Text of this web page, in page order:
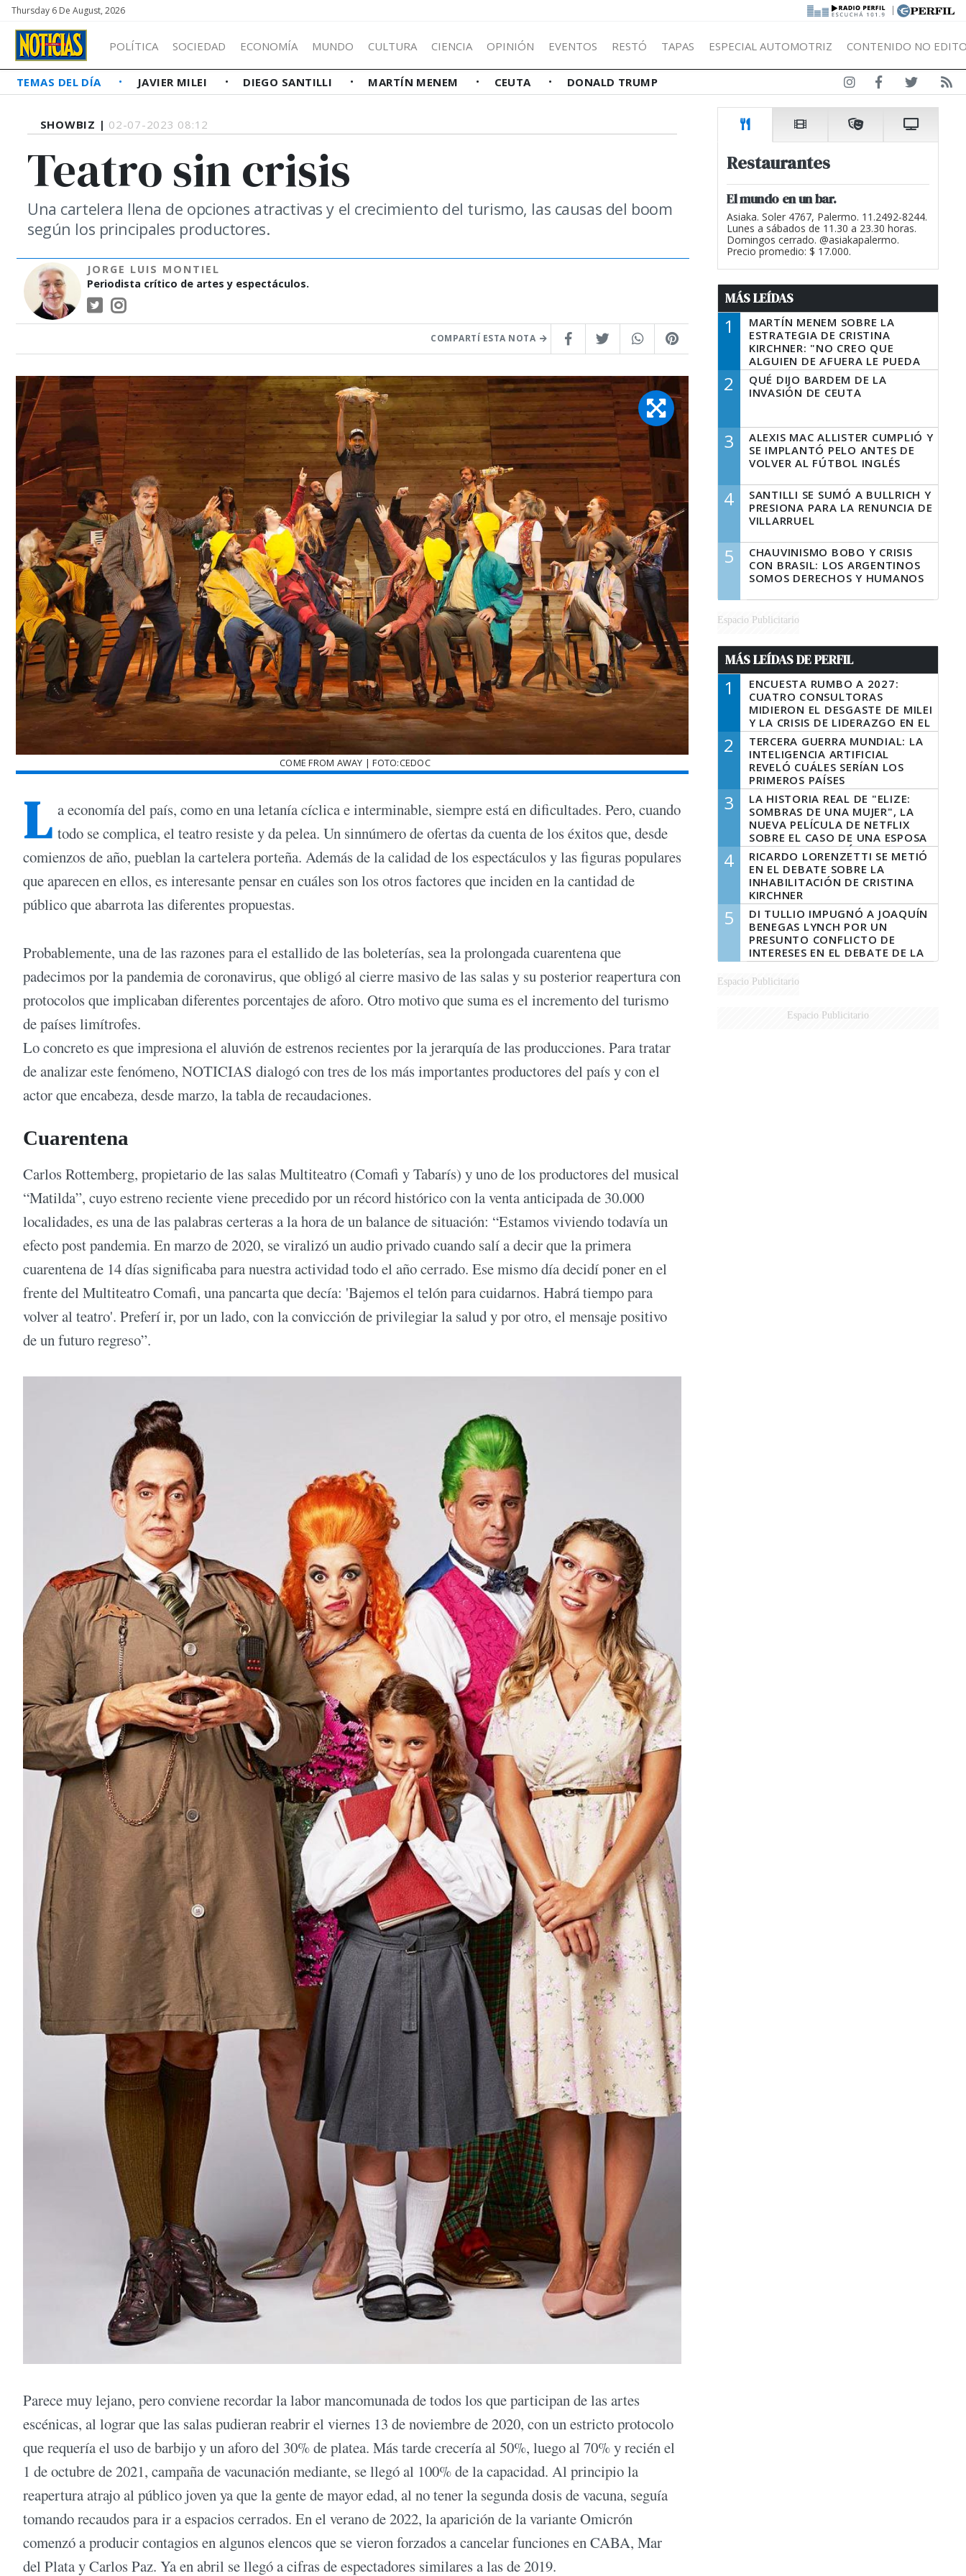
Thursday 6 De August, 2026 |
POLÍTICA SOCIEDAD ECONOMÍA MUNDO CULTURA CIENCIA OPINIÓN EVENTOS RESTÓ TAPAS ESPECIAL AUTOMOTRIZ CONTENIDO NO
TEMAS DEL DÍA JAVIER MILEI DIEGO SANTILLI MARTÍN MENEM CEUTA DONALD TRUMP
SHOWBIZ | 02-07-2023 08:12
Teatro sin crisis
Una cartelera llena de opciones atractivas y el crecimiento del turismo, las causas del boom
según los principales productores.
JORGE LUIS MONTIEL
Periodista crítico de artes y espectáculos.
COMPARTÍ ESTA NOTA
COME FROM AWAY | FOTO:CEDOC
L a economía del país, como en una letanía cíclica e interminable, siempre está en dificultades. Pero, cuando
todo se complica, el teatro resiste y da pelea. Un sinnúmero de ofertas da cuenta de los éxitos que, desde
comienzos de año, pueblan la cartelera porteña. Además de la calidad de los espectáculos y las figuras populares
que aparecen en ellos, es interesante pensar en cuáles son los otros factores que inciden en la cantidad de
público que abarrota las diferentes propuestas.
Probablemente, una de las razones para el estallido de las boleterías, sea la prolongada cuarentena que
padecimos por la pandemia de coronavirus, que obligó al cierre masivo de las salas y su posterior reapertura con
protocolos que implicaban diferentes porcentajes de aforo. Otro motivo que suma es el incremento del turismo
de países limítrofes.
Lo concreto es que impresiona el aluvión de estrenos recientes por la jerarquía de las producciones. Para tratar
de analizar este fenómeno, NOTICIAS dialogó con tres de los más importantes productores del país y con el
actor que encabeza, desde marzo, la tabla de recaudaciones.
Cuarentena
Carlos Rottemberg, propietario de las salas Multiteatro (Comafi y Tabarís) y uno de los productores del musical
“Matilda”, cuyo estreno reciente viene precedido por un récord histórico con la venta anticipada de 30.000
localidades, es una de las palabras certeras a la hora de un balance de situación: “Estamos viviendo todavía un
efecto post pandemia. En marzo de 2020, se viralizó un audio privado cuando salí a decir que la primera
cuarentena de 14 días significaba para nuestra actividad todo el año cerrado. Ese mismo día decidí poner en el
frente del Multiteatro Comafi, una pancarta que decía: 'Bajemos el telón para cuidarnos. Habrá tiempo para
volver al teatro'. Preferí ir, por un lado, con la convicción de privilegiar la salud y por otro, el mensaje positivo
de un futuro regreso”.
Parece muy lejano, pero conviene recordar la labor mancomunada de todos los que participan de las artes
escénicas, al lograr que las salas pudieran reabrir el viernes 13 de noviembre de 2020, con un estricto protocolo
que requería el uso de barbijo y un aforo del 30% de platea. Más tarde crecería al 50%, luego al 70% y recién el
1 de octubre de 2021, campaña de vacunación mediante, se llegó al 100% de la capacidad. Al principio la
reapertura atrajo al público joven ya que la gente de mayor edad, al no tener la segunda dosis de vacuna, seguía
tomando recaudos para ir a espacios cerrados. En el verano de 2022, la aparición de la variante Omicrón
comenzó a producir contagios en algunos elencos que se vieron forzados a cancelar funciones en CABA, Mar
del Plata y Carlos Paz. Ya en abril se llegó a cifras de espectadores similares a las de 2019.
Restaurantes
El mundo en un bar.
Asiaka. Soler 4767, Palermo. 11.2492-8244.
Lunes a sábados de 11.30 a 23.30 horas.
Domingos cerrado. @asiakapalermo.
Precio promedio: $ 17.000.
MÁS LEÍDAS
1
MARTÍN MENEM SOBRE LA
ESTRATEGIA DE CRISTINA
KIRCHNER: "NO CREO QUE
ALGUIEN DE AFUERA LE PUEDA
DECIR A LA JUSTICIA LO QUE
TIENE QUE HACER"
2
QUÉ DIJO BARDEM DE LA
INVASIÓN DE CEUTA
3
ALEXIS MAC ALLISTER CUMPLIÓ Y
SE IMPLANTÓ PELO ANTES DE
VOLVER AL FÚTBOL INGLÉS
4
SANTILLI SE SUMÓ A BULLRICH Y
PRESIONA PARA LA RENUNCIA DE
VILLARRUEL
5
CHAUVINISMO BOBO Y CRISIS
CON BRASIL: LOS ARGENTINOS
SOMOS DERECHOS Y HUMANOS
Espacio Publicitario
MÁS LEÍDAS DE PERFIL
1
ENCUESTA RUMBO A 2027:
CUATRO CONSULTORAS
MIDIERON EL DESGASTE DE MILEI
Y LA CRISIS DE LIDERAZGO EN EL
PERONISMO
2
TERCERA GUERRA MUNDIAL: LA
INTELIGENCIA ARTIFICIAL
REVELÓ CUÁLES SERÍAN LOS
PRIMEROS PAÍSES
LATINOAMERICANOS EN SER
DERROTADOS
3
LA HISTORIA REAL DE "ELIZE:
SOMBRAS DE UNA MUJER", LA
NUEVA PELÍCULA DE NETFLIX
SOBRE EL CASO DE UNA ESPOSA
QUE DESCUARTIZÓ A SU
MARIDO
4
RICARDO LORENZETTI SE METIÓ
EN EL DEBATE SOBRE LA
INHABILITACIÓN DE CRISTINA
KIRCHNER
5
DI TULLIO IMPUGNÓ A JOAQUÍN
BENEGAS LYNCH POR UN
PRESUNTO CONFLICTO DE
INTERESES EN EL DEBATE DE LA
LEY DE TIERRAS
Espacio Publicitario
Espacio Publicitario